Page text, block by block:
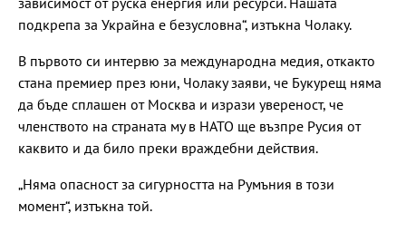
подкрепа за Украйна е безусловна“, изтъкна Чолаку.
В първото си интервю за международна медия, откакто
стана премиер през юни, Чолаку заяви, че Букурещ няма
да бъде сплашен от Москва и изрази увереност, че
членството на страната му в НАТО ще възпре Русия от
каквито и да било преки враждебни действия.
„Няма опасност за сигурността на Румъния в този
момент“, изтъкна той.